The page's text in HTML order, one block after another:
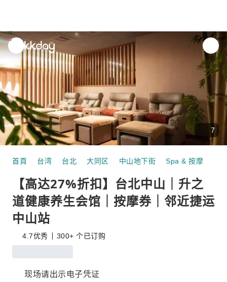
unread
notifications
7
首頁 台湾 台北 大同区 中山地下街 Spa & 按摩
【高达27%折扣】台北中山｜升之
道健康养生会馆｜按摩券｜邻近捷运
中山站
4.7优秀 300+ 个已订购
现场请出示电子凭证